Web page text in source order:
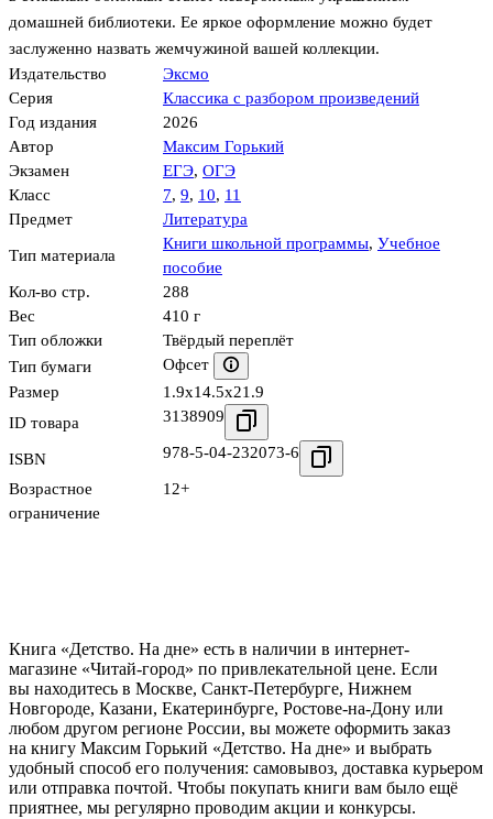
домашней библиотеки. Ее яркое оформление можно будет
заслуженно назвать жемчужиной вашей коллекции.
Издательство
Эксмо
Серия
Классика с разбором произведений
Год издания
2026
Автор
Максим Горький
Экзамен
ЕГЭ, ОГЭ
Класс
7, 9, 10, 11
Предмет
Литература
Тип материала
Книги школьной программы, Учебное
пособие
Кол-во стр.
288
Вес
410 г
Тип обложки
Твёрдый переплёт
Тип бумаги
Офсет
Размер
1.9x14.5x21.9
ID товара
3138909
ISBN 978-5-04-232073-6
Возрастное
ограничение
12+
Книга «Детство. На дне» есть в наличии в интернет-
магазине «Читай-город» по привлекательной цене. Если
вы находитесь в Москве, Санкт-Петербурге, Нижнем
Новгороде, Казани, Екатеринбурге, Ростове-на-Дону или
любом другом регионе России, вы можете оформить заказ
на книгу Максим Горький «Детство. На дне» и выбрать
удобный способ его получения: самовывоз, доставка курьером
или отправка почтой. Чтобы покупать книги вам было ещё
приятнее, мы регулярно проводим акции и конкурсы.